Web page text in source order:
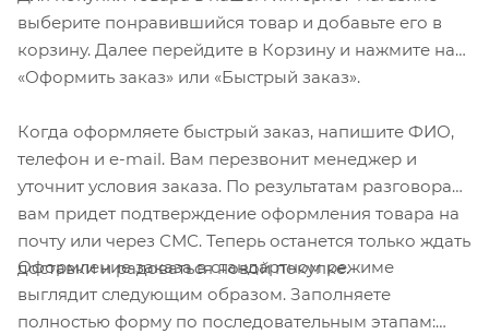
выберите понравившийся товар и добавьте его в
корзину. Далее перейдите в Корзину и нажмите на
«Оформить заказ» или «Быстрый заказ».
Когда оформляете быстрый заказ, напишите ФИО,
телефон и e-mail. Вам перезвонит менеджер и
уточнит условия заказа. По результатам разговора
вам придет подтверждение оформления товара на
почту или через СМС. Теперь останется только ждать
доставки и радоваться новой покупке.
Оформление заказа в стандартном режиме
выглядит следующим образом. Заполняете
полностью форму по последовательным этапам: